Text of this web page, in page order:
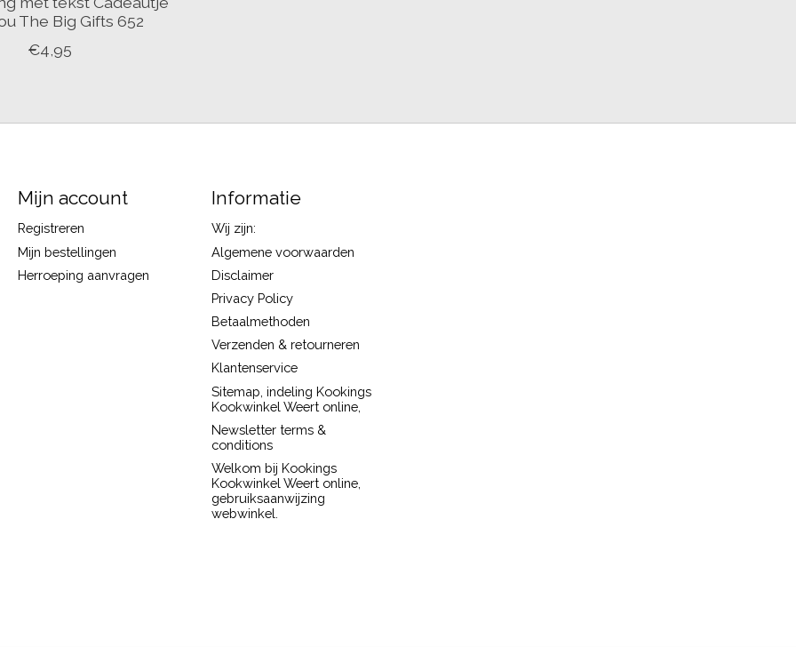
The Big Gifts 652
€4,95
Mijn account
Registreren
Mijn bestellingen
Herroeping aanvragen
Informatie
Wij zijn:
Algemene voorwaarden
Disclaimer
Privacy Policy
Betaalmethoden
Verzenden & retourneren
Klantenservice
Sitemap, indeling Kookings
Kookwinkel Weert online,
Newsletter terms &
conditions
Welkom bij Kookings
Kookwinkel Weert online,
gebruiksaanwijzing
webwinkel.